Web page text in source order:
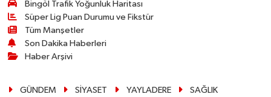
Bingöl Trafik Yoğunluk Haritası
Süper Lig Puan Durumu ve Fikstür
Tüm Manşetler
Son Dakika Haberleri
Haber Arşivi
GÜNDEM SİYASET YAYLADERE
SAĞLIK